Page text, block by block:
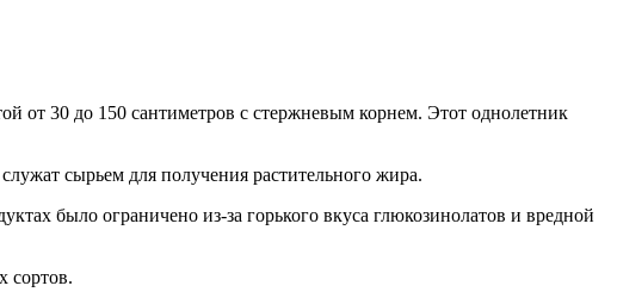
от 30 до 150 сантиметров с стержневым корнем. Этот однолетник
сырьем для получения растительного жира.
было ограничено из-за горького вкуса глюкозинолатов и вредной
сортов.